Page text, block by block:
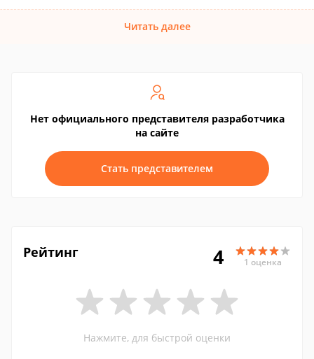
Читать далее
Нет официального представителя разработчика
на сайте
Стать представителем
Рейтинг 4 1 оценка
Нажмите, для быстрой оценки